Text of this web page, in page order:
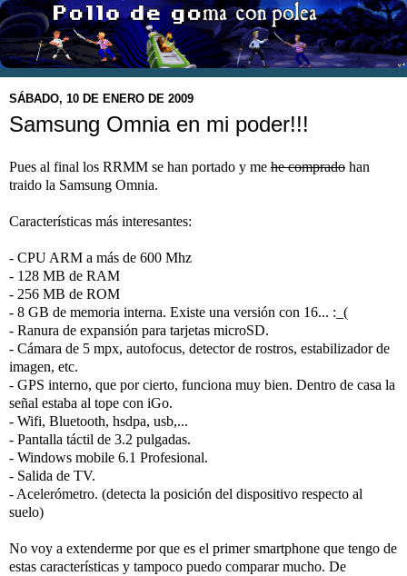
SÁBADO, 10 DE ENERO DE 2009
Samsung Omnia en mi poder!!!
Pues al final los RRMM se han portado y me he comprado han
traido la Samsung Omnia.
Características más interesantes:
- CPU ARM a más de 600 Mhz
- 128 MB de RAM
- 256 MB de ROM
- 8 GB de memoria interna. Existe una versión con 16... :_(
- Ranura de expansión para tarjetas microSD.
- Cámara de 5 mpx, autofocus, detector de rostros, estabilizador de
imagen, etc.
- GPS interno, que por cierto, funciona muy bien. Dentro de casa la
señal estaba al tope con iGo.
- Wifi, Bluetooth, hsdpa, usb,...
- Pantalla táctil de 3.2 pulgadas.
- Windows mobile 6.1 Profesional.
- Salida de TV.
- Acelerómetro. (detecta la posición del dispositivo respecto al
suelo)
No voy a extenderme por que es el primer smartphone que tengo de
estas características y tampoco puedo comparar mucho. De